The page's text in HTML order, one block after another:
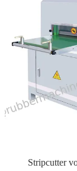
Stripcutter